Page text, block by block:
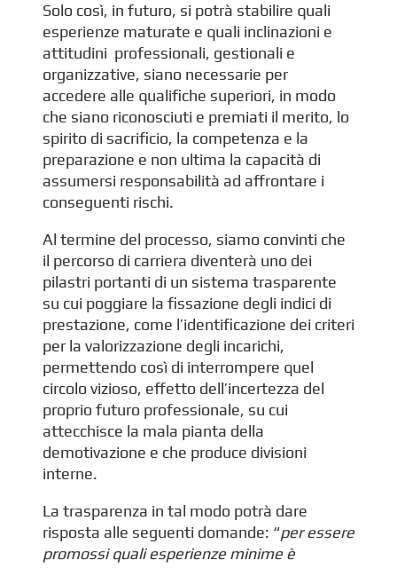
Solo così, in futuro, si potrà stabilire quali
esperienze maturate e quali inclinazioni e
attitudini professionali, gestionali e
organizzative, siano necessarie per
accedere alle qualifiche superiori, in modo
che siano riconosciuti e premiati il merito, lo
spirito di sacrificio, la competenza e la
preparazione e non ultima la capacità di
assumersi responsabilità ad affrontare i
conseguenti rischi.
Al termine del processo, siamo convinti che
il percorso di carriera diventerà uno dei
pilastri portanti di un sistema trasparente
su cui poggiare la fissazione degli indici di
prestazione, come l’identificazione dei criteri
per la valorizzazione degli incarichi,
permettendo così di interrompere quel
circolo vizioso, effetto dell’incertezza del
proprio futuro professionale, su cui
attecchisce la mala pianta della
demotivazione e che produce divisioni
interne.
La trasparenza in tal modo potrà dare
risposta alle seguenti domande: “per essere
promossi quali esperienze minime è